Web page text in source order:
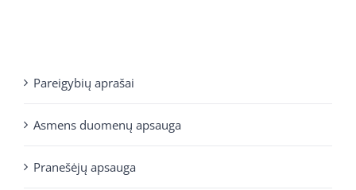
Pareigybių aprašai
Asmens duomenų apsauga
Pranešėjų apsauga